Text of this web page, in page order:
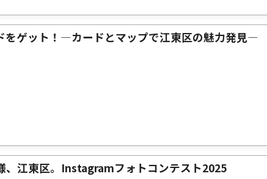
をゲット！—カードとマップで江東区の魅力発見—
、江東区。Instagramフォトコンテスト2025